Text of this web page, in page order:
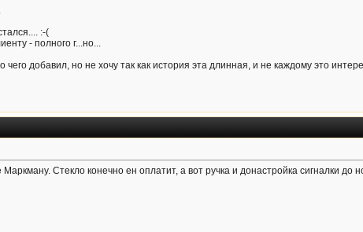
:-(
- полного г...но...
чего добавил, но не хочу так как история эта длинная, и не каждому это
Стекло конечно ен оплатит, а вот ручка и донастройка сигналки до